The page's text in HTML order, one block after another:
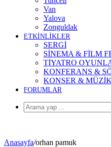
Van
Yalova
Zonguldak
ETKİNLİKLER
SERGİ
SİNEMA & FİLM
TİYATRO
KONFERANS &
KONSER &
FORUMLAR
Anasayfa/orhan pamuk